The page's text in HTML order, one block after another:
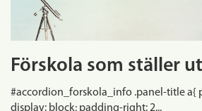
Förskola som ställer ut
#accordion_forskola_info .panel-title a{
display: block; padding-right: 2...